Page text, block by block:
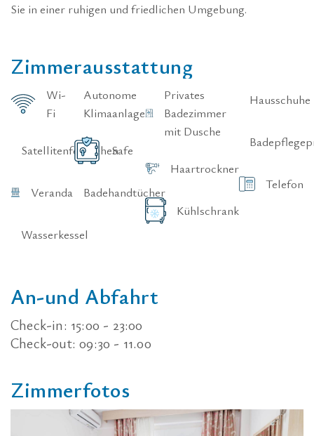
Sie in einer ruhigen und friedlichen Umgebung.
Zimmerausstattung
Wi-
Fi
Satellitenfernsehen
Veranda
Wasserkessel
Autonome
Klimaanlage
Safe
Badehandtücher
Privates
Badezimmer
mit Dusche
Haartrockner
Kühlschrank
Hausschuhe
Telefon
An-und Abfahrt
Check-in: 15:00 - 23:00
Check-out: 09:30 - 11.00
Zimmerfotos
Pool & Strand
Kavala
+30 25940
22524,+30
69554 55338